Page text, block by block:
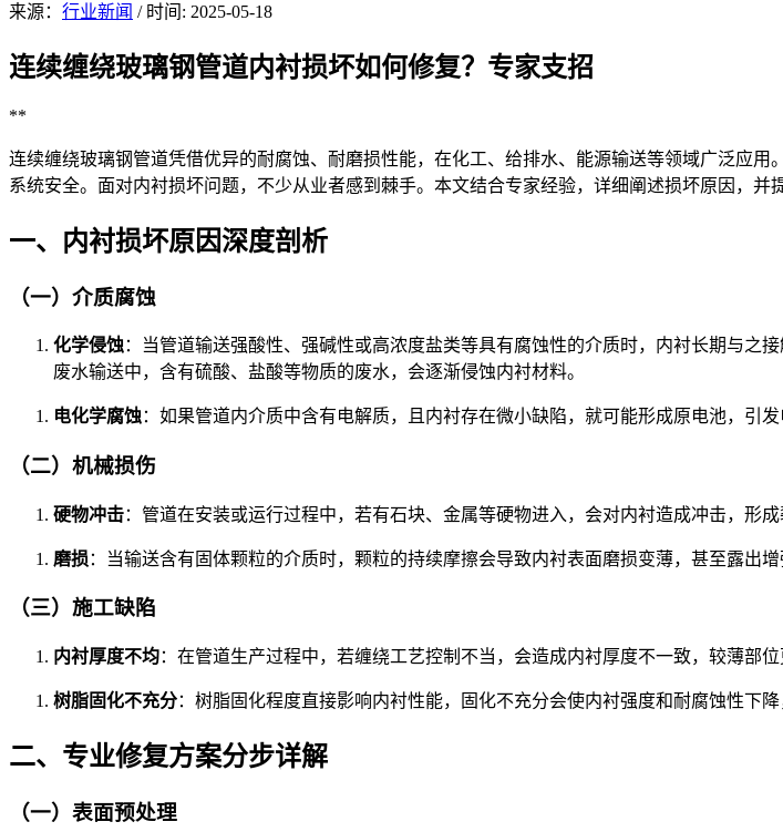
来源： 行业新闻 / 时间: 2025-05-18
连续缠绕玻璃钢管道内衬损坏如何修复？专家支招
**
连续缠绕玻璃钢管道凭借优异的耐腐蚀、耐磨损性能，在化工、给排水、能源输送等领域广泛应
系统安全。面对内衬损坏问题，不少从业者感到棘手。本文结合专家经验，详细阐述损坏原因，并
一、内衬损坏原因深度剖析
（一）介质腐蚀
化学侵蚀：当管道输送强酸性、强碱性或高浓度盐类等具有腐蚀性的介质时，内衬长期与之
废水输送中，含有硫酸、盐酸等物质的废水，会逐渐侵蚀内衬材料。
电化学腐蚀：如果管道内介质中含有电解质，且内衬存在微小缺陷，就可能形成原电池，引
（二）机械损伤
硬物冲击：管道在安装或运行过程中，若有石块、金属等硬物进入，会对内衬造成冲击，形
磨损 ：当输送含有固体颗粒的介质时，颗粒的持续摩擦会导致内衬表面磨损变薄，甚至露出增
（三）施工缺陷
内衬厚度不均：在管道生产过程中，若缠绕工艺控制不当，会造成内衬厚度不一致，较薄部位
树脂固化不充分：树脂固化程度直接影响内衬性能，固化不充分会使内衬强度和耐腐蚀性下降
二、专业修复方案分步详解
（一）表面预处理